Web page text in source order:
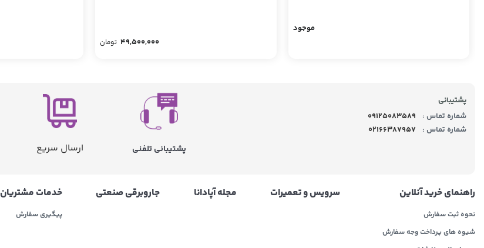
موجود
49,500,000 تومان
پشتیبانی
شماره تماس :
09125083589
شماره تماس :
02166387957
پشتیبانی تلفنی ارسال سریع
راهنمای خرید آنلاین
نحوه ثبت سفارش
شیوه های پرداخت وجه سفارش
سرویس و تعمیرات مجله آپادانا جاروبرقی صنعتی خدمات مشتریان
پیگیری سفارش